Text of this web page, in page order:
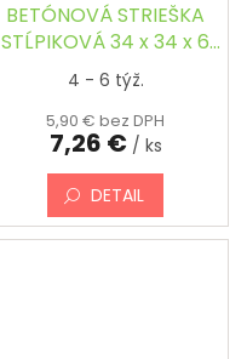
BETÓNOVÁ STRIEŠKA
STĹPIKOVÁ 34 x 34 x 6
cm - ŠTVORCOVÁ,
ŠIKMÁ, FAREBNÁ
4 - 6 týž.
5,90 € bez DPH
7,26 € / ks
DETAIL